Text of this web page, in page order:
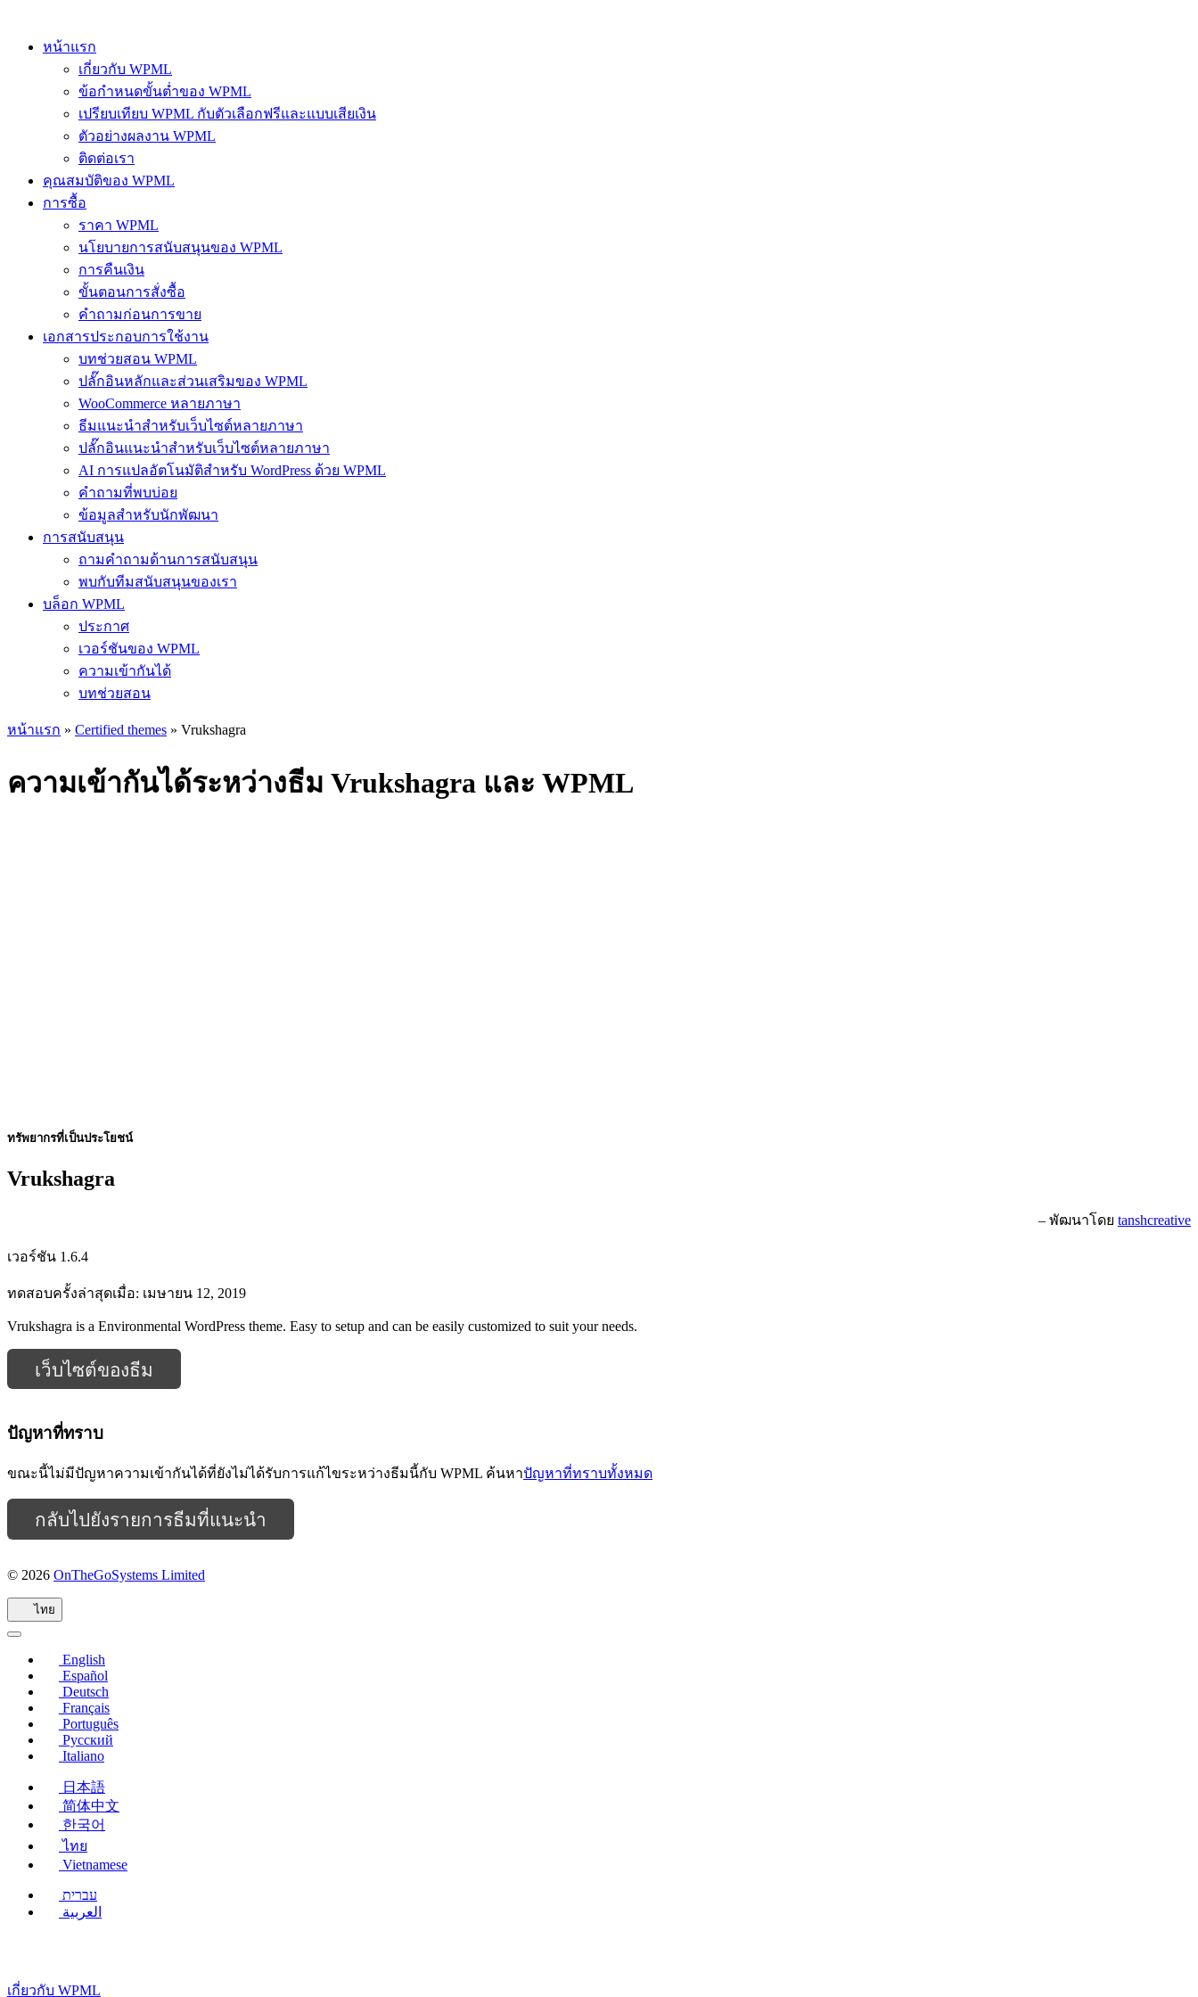
หน้าแรก
เกี่ยวกับ WPML
ข้อกำหนดขั้นต่ำของ WPML
เปรียบเทียบ WPML กับตัวเลือกฟรีและแบบเสียเงิน
ตัวอย่างผลงาน WPML
ติดต่อเรา
คุณสมบัติของ WPML
การซื้อ
ราคา WPML
นโยบายการสนับสนุนของ WPML
การคืนเงิน
ขั้นตอนการสั่งซื้อ
คำถามก่อนการขาย
เอกสารประกอบการใช้งาน
บทช่วยสอน WPML
ปลั๊กอินหลักและส่วนเสริมของ WPML
WooCommerce หลายภาษา
ธีมแนะนำสำหรับเว็บไซต์หลายภาษา
ปลั๊กอินแนะนำสำหรับเว็บไซต์หลายภาษา
AI การแปลอัตโนมัติสำหรับ WordPress ด้วย WPML
คำถามที่พบบ่อย
ข้อมูลสำหรับนักพัฒนา
การสนับสนุน
ถามคำถามด้านการสนับสนุน
พบกับทีมสนับสนุนของเรา
บล็อก WPML
ประกาศ
เวอร์ชันของ WPML
ความเข้ากันได้
บทช่วยสอน
หน้าแรก » Certified themes » Vrukshagra
ความเข้ากันได้ระหว่างธีม Vrukshagra และ WPML
ทรัพยากรที่เป็นประโยชน์
Vrukshagra
– พัฒนาโดย tanshcreative
เวอร์ชัน 1.6.4
ทดสอบครั้งล่าสุดเมื่อ: เมษายน 12, 2019
Vrukshagra is a Environmental WordPress theme. Easy to setup and can be easily customized to suit your needs.
เว็บไซต์ของธีม
ปัญหาที่ทราบ
ขณะนี้ไม่มีปัญหาความเข้ากันได้ที่ยังไม่ได้รับการแก้ไขระหว่างธีมนี้กับ WPML ค้นหาปัญหาที่ทราบทั้งหมด
กลับไปยังรายการธีมที่แนะนำ
© 2026 OnTheGoSystems Limited(เปิด
ไทย
English
Español
Deutsch
Français
Português
Русский
Italiano
日本語
简体中文
한국어
ไทย
Vietnamese
עברית
العربية
เกี่ยวกับ WPML